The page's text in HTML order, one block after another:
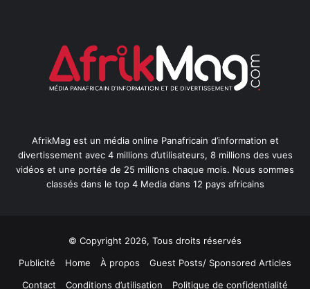
AfrikMag est un média online Panafricain d’information et
divertissement avec 4 millions d’utilisateurs, 8 millions des vues
vidéos et une portée de 25 millions chaque mois. Nous sommes
classés dans le top 4 Media dans 12 pays africains
© Copyright 2026, Tous droits réservés
Publicité
Home À propos
Guest Posts/ Sponsored Articles
Contact
Conditions d’utilisation Politique de confidentialité